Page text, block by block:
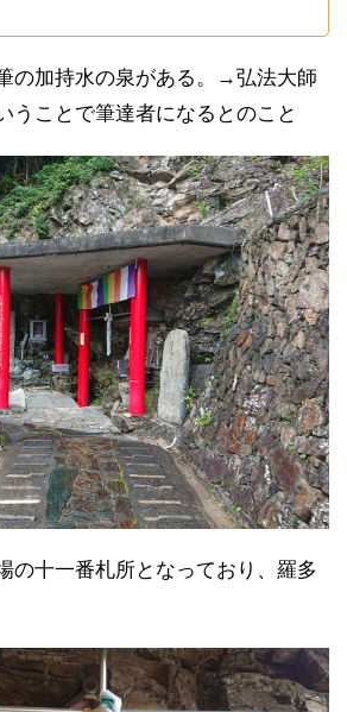
の加持水の泉がある。→弘法大師
うことで筆達者になるとのこと
の十一番札所となっており、羅多